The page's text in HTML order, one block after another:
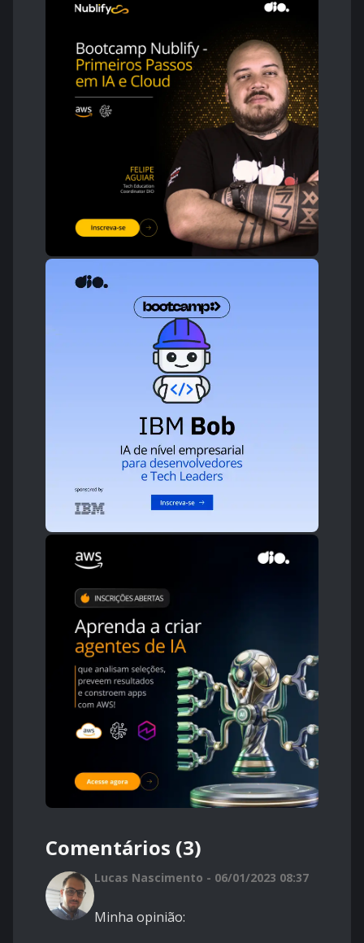
Comentários (3)
Lucas Nascimento - 06/01/2023 08:37
Minha opinião: